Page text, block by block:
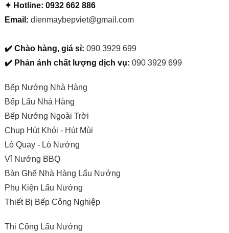
✦ Hotline: 0932 662 886
Email: dienmaybepviet@gmail.com
✔️ Chào hàng, giá sỉ: 090 3929 699
✔️ Phản ánh chất lượng dịch vụ: 090 3929 699
Bếp Nướng Nhà Hàng
Bếp Lẩu Nhà Hàng
Bếp Nướng Ngoài Trời
Chụp Hút Khói - Hút Mùi
Lò Quay - Lò Nướng
Vỉ Nướng BBQ
Bàn Ghế Nhà Hàng Lẩu Nướng
Phụ Kiện Lẩu Nướng
Thiết Bị Bếp Công Nghiệp
Thi Công Lẩu Nướng